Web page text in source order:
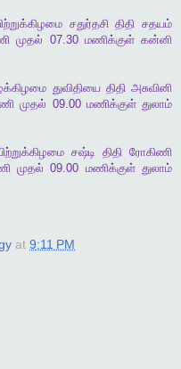
சதுர்தசி திதி சதயம்
முதல் 07.30 மணிக்குள் கன்னி
துவிதியை திதி அசுவினி
முதல் 09.00 மணிக்குள் துலாம்
சஷ்டி திதி ரோகிணி
முதல் 09.00 மணிக்குள் துலாம்
at 9:11 PM